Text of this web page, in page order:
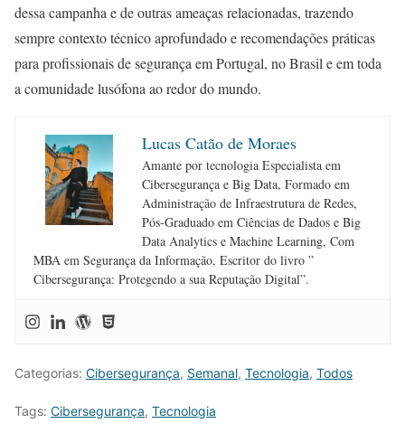
dessa campanha e de outras ameaças relacionadas, trazendo
sempre contexto técnico aprofundado e recomendações práticas
para profissionais de segurança em Portugal, no Brasil e em toda
a comunidade lusófona ao redor do mundo.
Lucas Catão de Moraes
Amante por tecnologia Especialista em
Cibersegurança e Big Data, Formado em
Administração de Infraestrutura de Redes,
Pós-Graduado em Ciências de Dados e Big
Data Analytics e Machine Learning, Com
MBA em Segurança da Informação, Escritor do livro ”
Cibersegurança: Protegendo a sua Reputação Digital”.
Categorias: Cibersegurança, Semanal, Tecnologia, Todos
Tags: Cibersegurança, Tecnologia